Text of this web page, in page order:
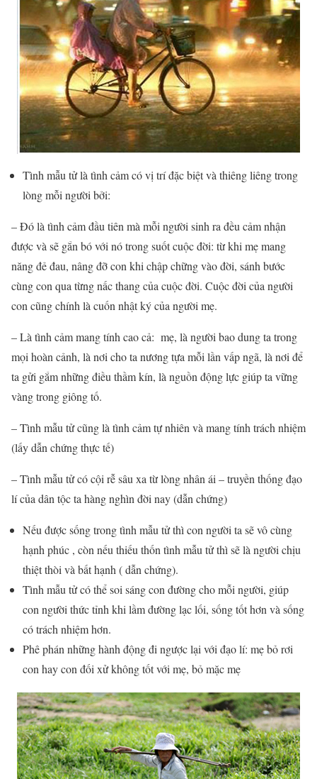
Tình mẫu tử là tình cảm có vị trí đặc biệt và thiêng liêng trong
lòng mỗi người bởi:
– Đó là tình cảm đầu tiên mà mỗi người sinh ra đều cảm nhận
được và sẽ gắn bó với nó trong suốt cuộc đời: từ khi mẹ mang
năng đẻ đau, nâng đỡ con khi chập chững vào đời, sánh bước
cùng con qua từng nấc thang của cuộc đời. Cuộc đời của người
con cũng chính là cuốn nhật ký của người mẹ.
– Là tình cảm mang tính cao cả: mẹ, là người bao dung ta trong
mọi hoàn cảnh, là nơi cho ta nương tựa mỗi lần vấp ngã, là nơi để
ta gửi gắm những điều thầm kín, là nguồn động lực giúp ta vững
vàng trong giông tố.
– Tình mẫu tử cũng là tình cảm tự nhiên và mang tính trách nhiệm
(lấy dẫn chứng thực tế)
– Tình mẫu tử có cội rễ sâu xa từ lòng nhân ái – truyền thống đạo
lí của dân tộc ta hàng nghìn đời nay (dẫn chứng)
Nếu được sống trong tình mẫu tử thì con người ta sẽ vô cùng
hạnh phúc , còn nếu thiếu thốn tình mẫu tử thì sẽ là người chịu
thiệt thòi và bất hạnh ( dẫn chứng).
Tình mẫu tử có thể soi sáng con đường cho mỗi người, giúp
con người thức tỉnh khi lầm đường lạc lối, sống tốt hơn và sống
có trách nhiệm hơn.
Phê phán những hành động đi ngược lại với đạo lí: mẹ bỏ rơi
con hay con đối xử không tốt với mẹ, bỏ mặc mẹ